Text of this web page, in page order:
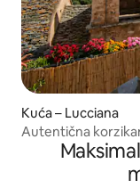
Kuća – Lucciana
Autentična
pogled na more